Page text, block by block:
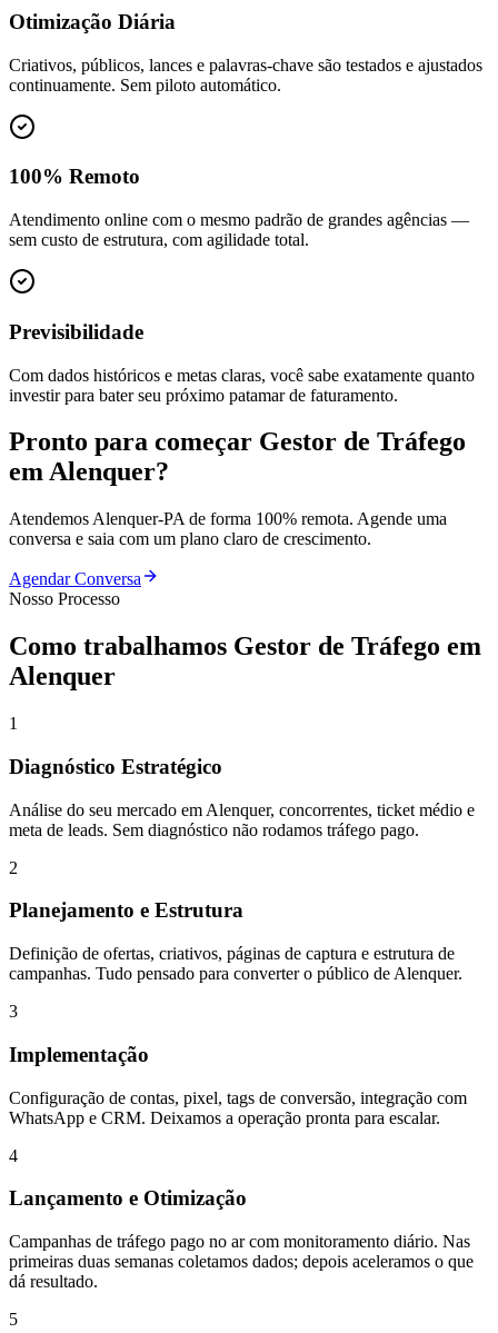
Otimização Diária
Criativos, públicos, lances e palavras-chave são testados e ajustados
continuamente. Sem piloto automático.
100% Remoto
Atendimento online com o mesmo padrão de grandes agências —
sem custo de estrutura, com agilidade total.
Previsibilidade
Com dados históricos e metas claras, você sabe exatamente quanto
investir para bater seu próximo patamar de faturamento.
Pronto para começar Gestor de Tráfego
emAlenquer?
Atendemos Alenquer-PA de forma 100% remota. Agende uma
conversa e saia com um plano claro de crescimento.
Agendar Conversa
Nosso Processo
Como trabalhamos Gestor de Tráfego em
Alenquer
1
Diagnóstico Estratégico
Análise do seu mercado em Alenquer, concorrentes, ticket médio e
meta de leads. Sem diagnóstico não rodamos tráfego pago.
2
Planejamento e Estrutura
Definição de ofertas, criativos, páginas de captura e estrutura de
campanhas. Tudo pensado para converter o público de Alenquer.
3
Implementação
Configuração de contas, pixel, tags de conversão, integração com
WhatsApp e CRM. Deixamos a operação pronta para escalar.
4
Lançamento e Otimização
Campanhas de tráfego pago no ar com monitoramento diário. Nas
primeiras duas semanas coletamos dados; depois aceleramos o que
dá resultado.
5